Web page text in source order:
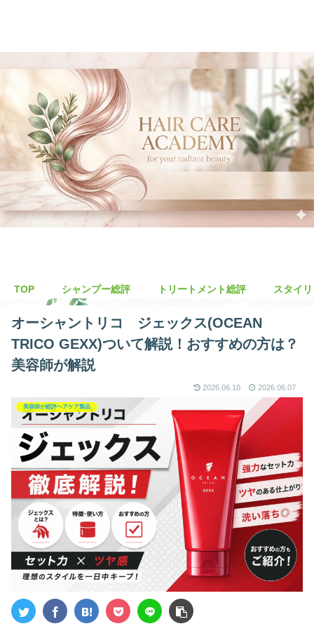
TOP シャンプー総評 トリートメント総評 スタイ
オーシャントリコ ジェックス(OCEAN
TRICO GEXX)ついて解説！おすすめの方は？
美容師が解説
2026.06.10 2026.06.07
美容師が総評ヘアケア製品